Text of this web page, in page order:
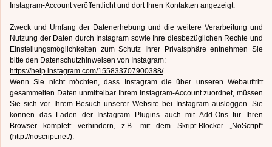
Instagram-Account veröffentlicht und dort Ihren Kontakten angezeigt.
Zweck und Umfang der Datenerhebung und die weitere Verarbeitung und
Nutzung der Daten durch Instagram sowie Ihre diesbezüglichen Rechte und
Einstellungsmöglichkeiten zum Schutz Ihrer Privatsphäre entnehmen Sie
bitte den Datenschutzhinweisen von Instagram:
https://help.instagram.com/155833707900388/
Wenn Sie nicht möchten, dass Instagram die über unseren Webauftritt
gesammelten Daten unmittelbar Ihrem Instagram-Account zuordnet, müssen
Sie sich vor Ihrem Besuch unserer Website bei Instagram ausloggen. Sie
können das Laden der Instagram Plugins auch mit Add-Ons für Ihren
Browser komplett verhindern, z.B. mit dem Skript-Blocker „NoScript“
(http://noscript.net/).